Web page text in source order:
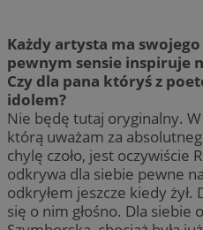
Każdy artysta ma
pewnym sensie inspiruje
Czy dla pana któryś z
idolem?
Nie będę tutaj oryginalny.
którą uważam za
chylę czoło, jest oczywiście
odkrywa dla siebie pewne
odkryłem jeszcze kiedy
się o nim głośno. Dla siebie